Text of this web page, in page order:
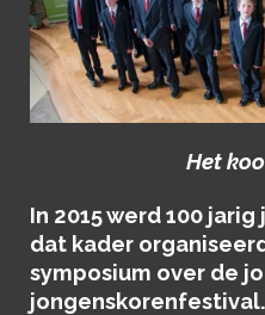
Het
In 2015 werd 100
dat kader
symposium over de